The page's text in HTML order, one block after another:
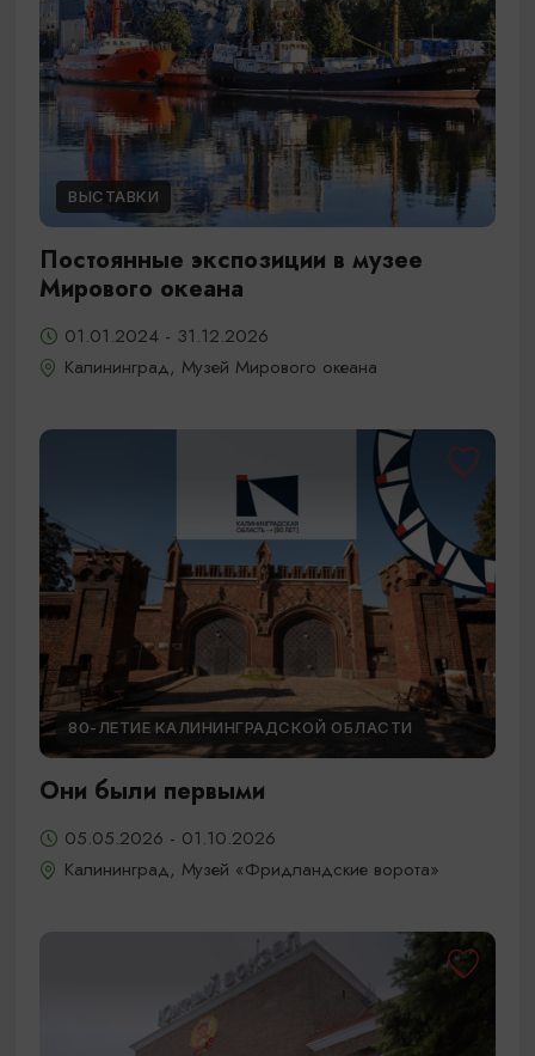
ВЫСТАВКИ
Постоянные экспозиции в музее
Мирового океана
01.01.2024 - 31.12.2026
Калининград, Музей Мирового океана
80-ЛЕТИЕ КАЛИНИНГРАДСКОЙ ОБЛАСТИ
Они были первыми
05.05.2026 - 01.10.2026
Калининград, Музей «Фридландские ворота»